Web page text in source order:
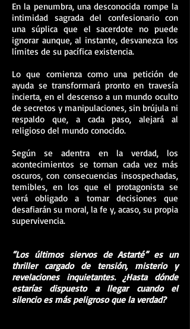
En la penumbra, una desconocida rompe la
intimidad sagrada del confesionario con
una súplica que el sacerdote no puede
ignorar aunque, al instante, desvanezca los
límites de su pacífica existencia.
Lo que comienza como una petición de
ayuda se transformará pronto en travesía
incierta, en el descenso a un mundo oculto
de secretos y manipulaciones, sin brújula ni
respaldo que, a cada paso, alejará al
religioso del mundo conocido.
Según se adentra en la verdad, los
acontecimientos se tornan cada vez más
oscuros, con consecuencias insospechadas,
temibles, en los que el protagonista se
verá obligado a tomar decisiones que
desafiarán su moral, la fe y, acaso, su propia
supervivencia.
“Los últimos siervos de Astarté” es un
thriller cargado de tensión, misterio y
revelaciones inquietantes. ¿Hasta dónde
estarías dispuesto a llegar cuando el
silencio es más peligroso que la verdad?